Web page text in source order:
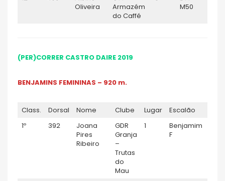
Oliveira
Armazém
do Caffé
M50
(PER)CORRER CASTRO DAIRE 2019
BENJAMINS FEMININAS – 920 m.
Class. Dorsal Nome Clube Lugar Escalão
1º
392
Joana
Pires
Ribeiro
GDR
Granja
–
Trutas
do
Mau
1
Benjamim
F